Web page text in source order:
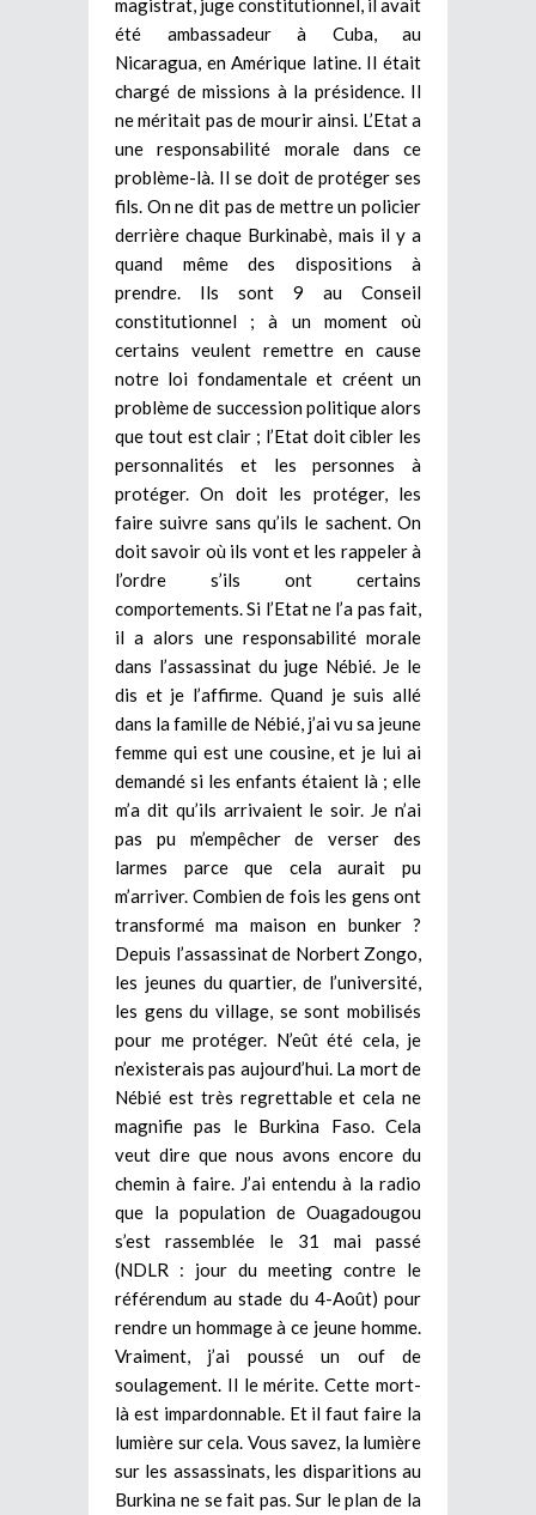
été ambassadeur à Cuba, au
Nicaragua, en Amérique latine. Il était
chargé de missions à la présidence. Il
ne méritait pas de mourir ainsi. L’Etat a
une responsabilité morale dans ce
problème-là. Il se doit de protéger ses
fils. On ne dit pas de mettre un policier
derrière chaque Burkinabè, mais il y a
quand même des dispositions à
prendre. Ils sont 9 au Conseil
constitutionnel ; à un moment où
certains veulent remettre en cause
notre loi fondamentale et créent un
problème de succession politique alors
que tout est clair ; l’Etat doit cibler les
personnalités et les personnes à
protéger. On doit les protéger, les
faire suivre sans qu’ils le sachent. On
doit savoir où ils vont et les rappeler à
l’ordre s’ils ont certains
comportements. Si l’Etat ne l’a pas fait,
il a alors une responsabilité morale
dans l’assassinat du juge Nébié. Je le
dis et je l’affirme. Quand je suis allé
dans la famille de Nébié, j’ai vu sa jeune
femme qui est une cousine, et je lui ai
demandé si les enfants étaient là ; elle
m’a dit qu’ils arrivaient le soir. Je n’ai
pas pu m’empêcher de verser des
larmes parce que cela aurait pu
m’arriver. Combien de fois les gens ont
transformé ma maison en bunker ?
Depuis l’assassinat de Norbert Zongo,
les jeunes du quartier, de l’université,
les gens du village, se sont mobilisés
pour me protéger. N’eût été cela, je
n’existerais pas aujourd’hui. La mort de
Nébié est très regrettable et cela ne
magnifie pas le Burkina Faso. Cela
veut dire que nous avons encore du
chemin à faire. J’ai entendu à la radio
que la population de Ouagadougou
s’est rassemblée le 31 mai passé
(NDLR : jour du meeting contre le
référendum au stade du 4-Août) pour
rendre un hommage à ce jeune homme.
Vraiment, j’ai poussé un ouf de
soulagement. Il le mérite. Cette mort-
là est impardonnable. Et il faut faire la
lumière sur cela. Vous savez, la lumière
sur les assassinats, les disparitions au
Burkina ne se fait pas. Sur le plan de la